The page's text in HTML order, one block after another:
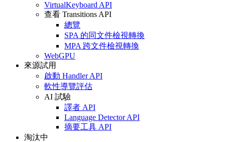
VirtualKeyboard API
查看 Transitions API
總覽
SPA 的同文件檢視轉換
MPA 跨文件檢視轉換
WebGPU
來源試用
啟動 Handler API
軟性導覽評估
AI 試驗
譯者 API
Language Detector API
摘要工具 API
淘汰中